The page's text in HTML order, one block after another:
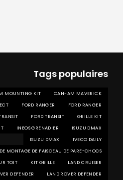
Tags populaires
MOUNTING KIT
CAN-AM MAVERICK
FORD RANGER
FORD RANGER
FORD TRANSIT
GRILLE KIT
INEOS GRENADIER
ISUZU DMAX
ISUZU DMAX
IVECO DAILY
MONTAGE DE FAISCEAU DE PARE-CHOCS
TOIT
KIT GRILLE
LAND CRUISER
DEFENDER
LAND ROVER DEFENDER